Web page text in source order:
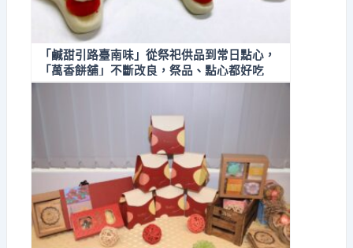
「鹹甜引路臺南味」從祭祀供品到常日點心，
「萬香餅舖」不斷改良，祭品、點心都好吃